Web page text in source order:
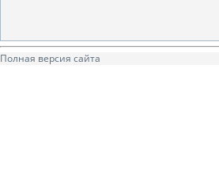
Полная версия сайта